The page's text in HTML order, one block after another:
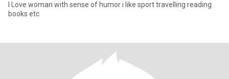
I Love woman with sense of humor i like sport travelling reading
books etc